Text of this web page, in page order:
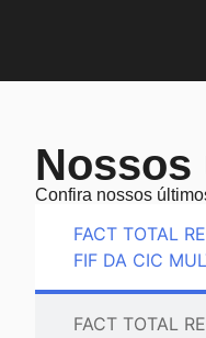
Confira nossos
FACT TOTAL
FIF DA CIC
FACT TOTAL